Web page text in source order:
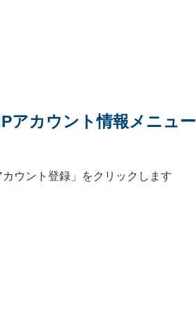
アカウント情報メニュー
カウント登録」をクリックします